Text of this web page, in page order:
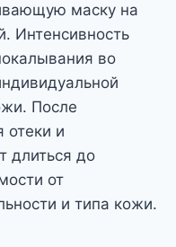
маску на
Интенсивность
во
После
отеки и
длиться до
от
и типа кожи.